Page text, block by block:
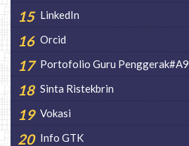
LinkedIn
Orcid
Portofolio Guru Penggerak#A9
Sinta Ristekbrin
Vokasi
Info GTK